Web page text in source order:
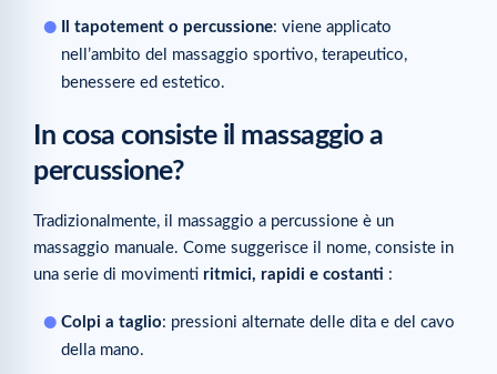
Il tapotement o percussione: viene applicato
nell’ambito del massaggio sportivo, terapeutico,
benessere ed estetico.
In cosa consiste il massaggio a
percussione?
Tradizionalmente, il massaggio a percussione è un
massaggio manuale. Come suggerisce il nome, consiste in
una serie di movimenti ritmici, rapidi e costanti :
Colpi a taglio: pressioni alternate delle dita e del cavo
della mano.